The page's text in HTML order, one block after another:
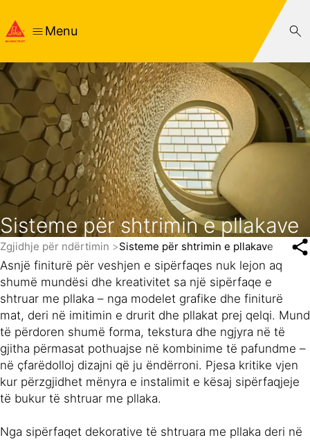
Menu
Sisteme për shtrimin e pllakave
Zgjidhje për ndërtimin Sisteme për shtrimin e pllakave
Asnjë finiturë për veshjen e sipërfaqes nuk lejon aq
shumë mundësi dhe kreativitet sa një sipërfaqe e
shtruar me pllaka – nga modelet grafike dhe finiturë
mat, deri në imitimin e drurit dhe pllakat prej qelqi. Mund
të përdoren shumë forma, tekstura dhe ngjyra në të
gjitha përmasat pothuajse në kombinime të pafundme –
në çfarëdolloj dizajni që ju ëndërroni. Pjesa kritike vjen
kur përzgjidhet mënyra e instalimit e kësaj sipërfaqjeje
të bukur të shtruar me pllaka.
Nga sipërfaqet dekorative të shtruara me pllaka deri në